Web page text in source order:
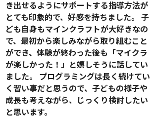
き出せるようにサポートする指導方法が
とても印象的で、好感を持ちました。 子
ども自身もマインクラフトが大好きなの
で、最初から楽しみながら取り組むこと
ができ、体験が終わった後も「マイクラ
が楽しかった！」と嬉しそうに話してい
ました。 プログラミングは長く続けてい
く習い事だと思うので、子どもの様子や
成長も考えながら、じっくり検討したい
と思います。